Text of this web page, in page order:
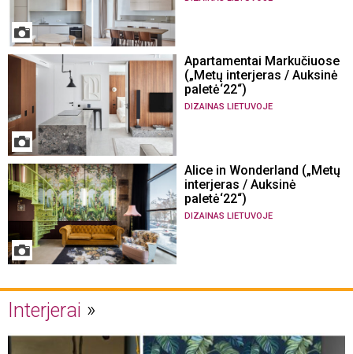
Apartamentai Markučiuose
(„Metų interjeras / Auksinė
paletė‘22“)
DIZAINAS LIETUVOJE
Alice in Wonderland („Metų
interjeras / Auksinė
paletė‘22“)
DIZAINAS LIETUVOJE
Interjerai